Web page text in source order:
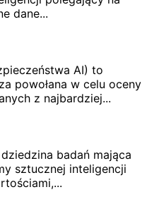
dane...
AI) to
powołana w celu oceny
z najbardziej...
badań mająca
sztucznej inteligencji